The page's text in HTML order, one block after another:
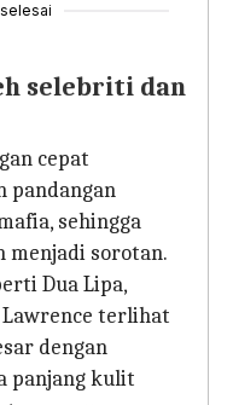
selesai
selebriti dan
cepat
pandangan
sehingga
menjadi sorotan.
Dua Lipa,
Lawrence terlihat
dengan
panjang kulit